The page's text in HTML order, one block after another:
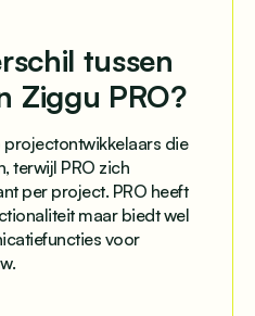
tussen
Ziggu PRO?
projectontwikkelaars die
terwijl PRO zich
per project. PRO heeft
maar biedt wel
voor